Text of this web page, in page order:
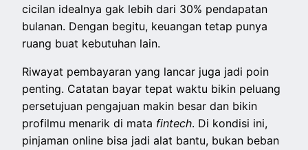
cicilan idealnya gak lebih dari 30% pendapatan
bulanan. Dengan begitu, keuangan tetap punya
ruang buat kebutuhan lain.
Riwayat pembayaran yang lancar juga jadi poin
penting. Catatan bayar tepat waktu bikin peluang
persetujuan pengajuan makin besar dan bikin
profilmu menarik di mata fintech. Di kondisi ini,
pinjaman online bisa jadi alat bantu, bukan beban